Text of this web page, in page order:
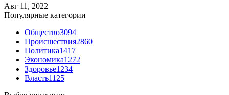
Авг 11, 2022
Популярные категории
Общество3094
Происшествия2860
Политика1417
Экономика1272
Здоровье1234
Власть1125